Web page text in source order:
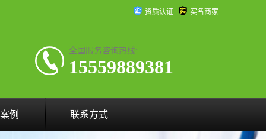
资质认证 实名商家
全国服务咨询热线:
15559889381
例 联系方式